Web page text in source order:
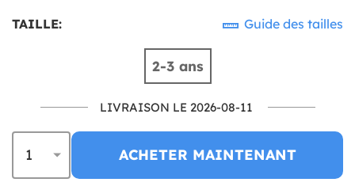
TAILLE: Guide des tailles
2-3 ans
LIVRAISON LE 2026-08-11
ACHETER MAINTENANT